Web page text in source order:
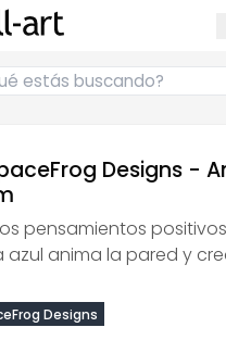
Designs -
pensamientos
azul anima la pared y
Designs